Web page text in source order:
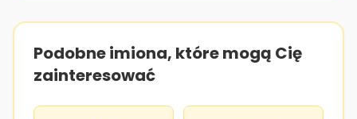
Podobne imiona, które mogą Cię
zainteresować